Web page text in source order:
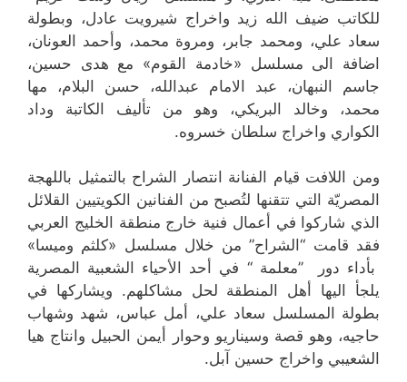
للكاتب ضيف الله زيد واخراج شيرويت عادل، وبطولة
سعاد علي، ومحمد جابر، ومروة محمد، وأحمد العونان،
اضافة الى مسلسل «خادمة القوم» مع هدى حسين،
جاسم النبهان، عبد الامام عبدالله، حسن البلام، مها
محمد، وخالد البريكي، وهو من تأليف الكاتبة وداد
الكواري واخراج سلطان خسروه.
ومن اللافت قيام الفنانة انتصار الشراح بالتمثيل باللهجة
المصريّة التي تتقنها لتُصبح من الفنانين الكويتيين القلائل
الذي شاركوا في أعمال فنية خارج منطقة الخليج العربي
فقد قامت “الشراح” من خلال مسلسل «كلثم وميسا»
بأداء دور ’’معلمة ‘‘ في أحد الأحياء الشعبية المصرية
يلجأ اليها أهل المنطقة لحل مشاكلهم. ويشاركها في
بطولة المسلسل سعاد علي، أمل عباس، شهد وشهاب
حاجيه، وهو قصة وسيناريو وحوار أيمن الحبيل وانتاج هيا
الشعيبي واخراج حسين آبل.